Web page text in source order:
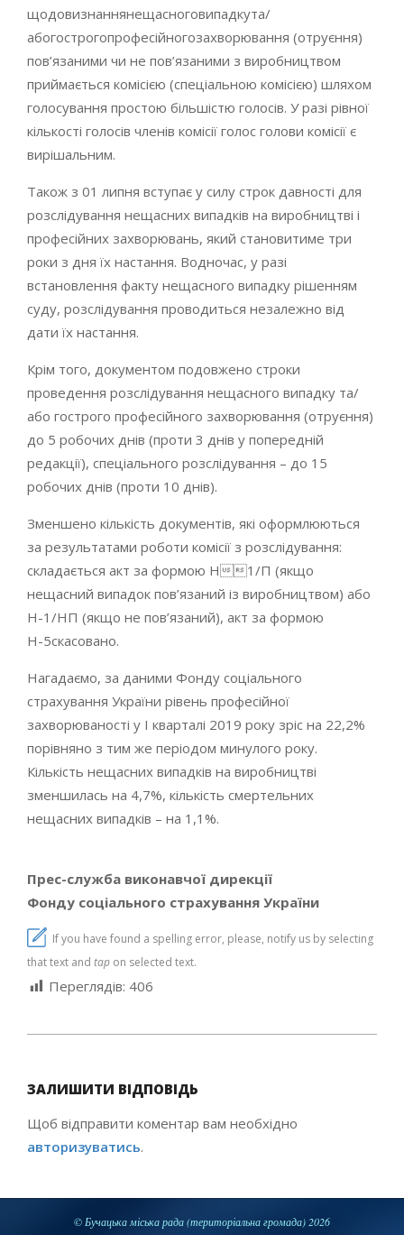
щодовизнаннянещасноговипадкута/
абогострогопрофесійногозахворювання (отруєння)
пов’язаними чи не пов’язаними з виробництвом
приймається комісією (спеціальною комісією) шляхом
голосування простою більшістю голосів. У разі рівної
кількості голосів членів комісії голос голови комісії є
вирішальним.
Також з 01 липня вступає у силу строк давності для
розслідування нещасних випадків на виробництві і
професійних захворювань, який становитиме три
роки з дня їх настання. Водночас, у разі
встановлення факту нещасного випадку рішенням
суду, розслідування проводиться незалежно від
дати їх настання.
Крім того, документом подовжено строки
проведення розслідування нещасного випадку та/
або гострого професійного захворювання (отруєння)
до 5 робочих днів (проти 3 днів у попередній
редакції), спеціального розслідування – до 15
робочих днів (проти 10 днів).
Зменшено кількість документів, які оформлюються
за результатами роботи комісії з розслідування:
складається акт за формою Н1/П (якщо
нещасний випадок пов’язаний із виробництвом) або
Н-1/НП (якщо не пов’язаний), акт за формою
Н-5скасовано.
Нагадаємо, за даними Фонду соціального
страхування України рівень професійної
захворюваності у І кварталі 2019 року зріс на 22,2%
порівняно з тим же періодом минулого року.
Кількість нещасних випадків на виробництві
зменшилась на 4,7%, кількість смертельних
нещасних випадків – на 1,1%.
Прес-служба виконавчої дирекції
Фонду соціального страхування України
If you have found a spelling error, please, notify us by selecting
that text and tap on selected text.
Переглядів: 406
23
ЗАЛИШИТИ ВІДПОВІДЬ
Щоб відправити коментар вам необхідно
авторизуватись.
© Бучацька міська рада (територіальна громада) 2026